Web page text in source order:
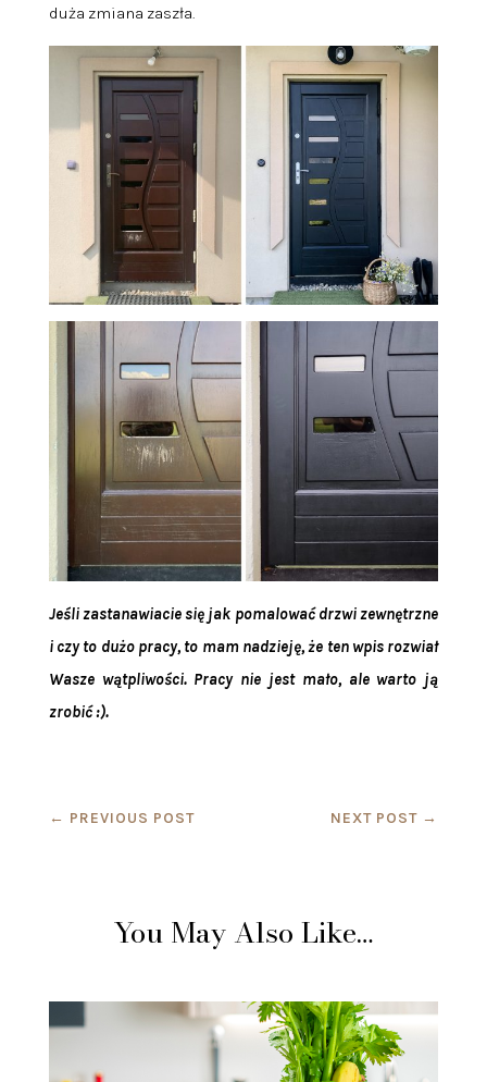
duża zmiana zaszła.
Jeśli zastanawiacie się jak pomalować drzwi zewnętrzne
i czy to dużo pracy, to mam nadzieję, że ten wpis rozwiał
Wasze wątpliwości. Pracy nie jest mało, ale warto ją
zrobić :).
← PREVIOUS POST NEXT POST →
You May Also Like…